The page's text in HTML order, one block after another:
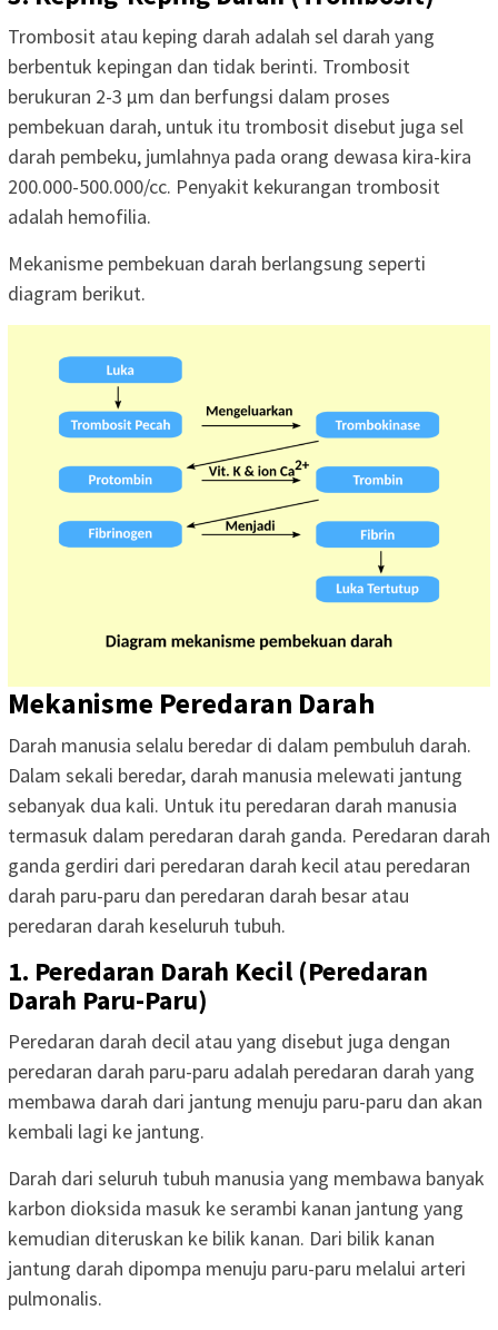
Trombosit atau keping darah adalah sel darah yang
berbentuk kepingan dan tidak berinti. Trombosit
berukuran 2-3 μm dan berfungsi dalam proses
pembekuan darah, untuk itu trombosit disebut juga sel
darah pembeku, jumlahnya pada orang dewasa kira-kira
200.000-500.000/cc. Penyakit kekurangan trombosit
adalah hemofilia.
Mekanisme pembekuan darah berlangsung seperti
diagram berikut.
Mekanisme Peredaran Darah
Darah manusia selalu beredar di dalam pembuluh darah.
Dalam sekali beredar, darah manusia melewati jantung
sebanyak dua kali. Untuk itu peredaran darah manusia
termasuk dalam peredaran darah ganda. Peredaran darah
ganda gerdiri dari peredaran darah kecil atau peredaran
darah paru-paru dan peredaran darah besar atau
peredaran darah keseluruh tubuh.
1. Peredaran Darah Kecil (Peredaran
Darah Paru-Paru)
Peredaran darah decil atau yang disebut juga dengan
peredaran darah paru-paru adalah peredaran darah yang
membawa darah dari jantung menuju paru-paru dan akan
kembali lagi ke jantung.
Darah dari seluruh tubuh manusia yang membawa banyak
karbon dioksida masuk ke serambi kanan jantung yang
kemudian diteruskan ke bilik kanan. Dari bilik kanan
jantung darah dipompa menuju paru-paru melalui arteri
pulmonalis.